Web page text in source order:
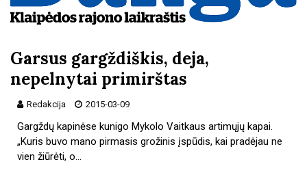
Garsus gargždiškis, deja,
nepelnytai primirštas
Redakcija 2015-03-09
Gargždų kapinėse kunigo Mykolo Vaitkaus artimųjų kapai.
„Kuris buvo mano pirmasis grožinis įspūdis, kai pradėjau ne
vien žiūrėti, o…